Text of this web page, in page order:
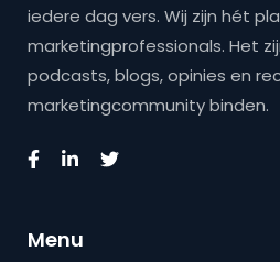
iedere dag vers. Wij zijn hét
marketingprofessionals. Het
podcasts, blogs, opinies en
marketingcommunity binden.
Menu